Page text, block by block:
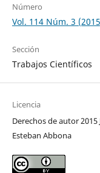
Número
Vol. 114 Núm. 3
Sección
Trabajos Científicos
Licencia
Derechos de autor
Esteban Abbona